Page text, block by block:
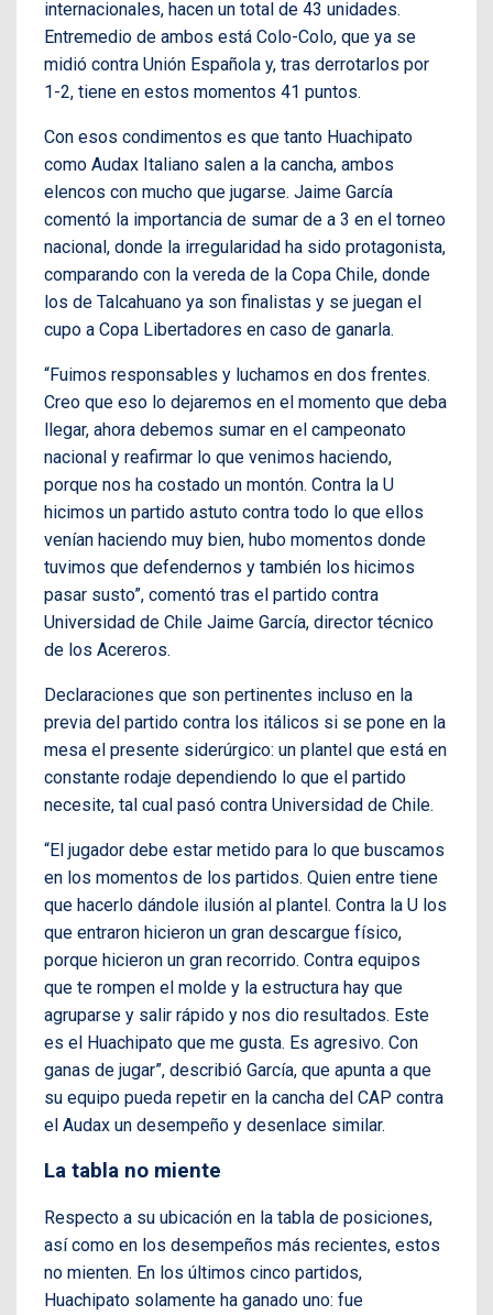
internacionales, hacen un total de 43 unidades.
Entremedio de ambos está Colo-Colo, que ya se
midió contra Unión Española y, tras derrotarlos por
1-2, tiene en estos momentos 41 puntos.
Con esos condimentos es que tanto Huachipato
como Audax Italiano salen a la cancha, ambos
elencos con mucho que jugarse. Jaime García
comentó la importancia de sumar de a 3 en el torneo
nacional, donde la irregularidad ha sido protagonista,
comparando con la vereda de la Copa Chile, donde
los de Talcahuano ya son finalistas y se juegan el
cupo a Copa Libertadores en caso de ganarla.
“Fuimos responsables y luchamos en dos frentes.
Creo que eso lo dejaremos en el momento que deba
llegar, ahora debemos sumar en el campeonato
nacional y reafirmar lo que venimos haciendo,
porque nos ha costado un montón. Contra la U
hicimos un partido astuto contra todo lo que ellos
venían haciendo muy bien, hubo momentos donde
tuvimos que defendernos y también los hicimos
pasar susto”, comentó tras el partido contra
Universidad de Chile Jaime García, director técnico
de los Acereros.
Declaraciones que son pertinentes incluso en la
previa del partido contra los itálicos si se pone en la
mesa el presente siderúrgico: un plantel que está en
constante rodaje dependiendo lo que el partido
necesite, tal cual pasó contra Universidad de Chile.
“El jugador debe estar metido para lo que buscamos
en los momentos de los partidos. Quien entre tiene
que hacerlo dándole ilusión al plantel. Contra la U los
que entraron hicieron un gran descargue físico,
porque hicieron un gran recorrido. Contra equipos
que te rompen el molde y la estructura hay que
agruparse y salir rápido y nos dio resultados. Este
es el Huachipato que me gusta. Es agresivo. Con
ganas de jugar”, describió García, que apunta a que
su equipo pueda repetir en la cancha del CAP contra
el Audax un desempeño y desenlace similar.
La tabla no miente
Respecto a su ubicación en la tabla de posiciones,
así como en los desempeños más recientes, estos
no mienten. En los últimos cinco partidos,
Huachipato solamente ha ganado uno: fue